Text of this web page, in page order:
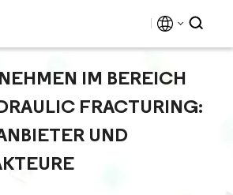
IM BEREICH
FRACTURING:
UND